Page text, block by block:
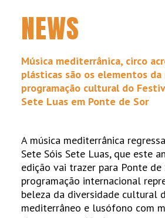
NEWS
Música mediterrânica, circo
plásticas são os elementos da
programação cultural do
Sete Luas em Ponte de Sor
A música mediterrânica
Sete Sóis Sete Luas, que este
edição vai trazer para Ponte de
programação internacional
beleza da diversidade cultural
mediterrâneo e lusófono com